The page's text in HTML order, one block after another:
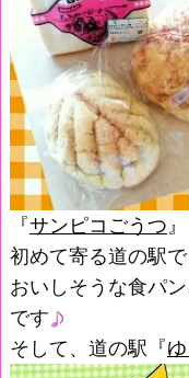
『サンピコごうつ』
初めて寄る道の駅で
おいしそうな食パ
です
そして、道の駅『